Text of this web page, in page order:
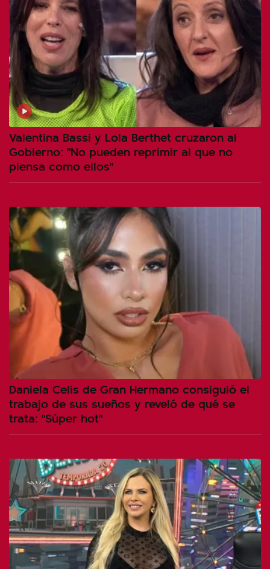
Valentina Bassi y Lola Berthet cruzaron al
Gobierno: "No pueden reprimir al que no
piensa como ellos"
Daniela Celis de Gran Hermano consiguió el
trabajo de sus sueños y reveló de qué se
trata: "Súper hot"